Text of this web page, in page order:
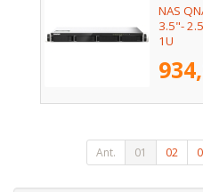
NAS
3.5"-
1U
Ant. 01 02